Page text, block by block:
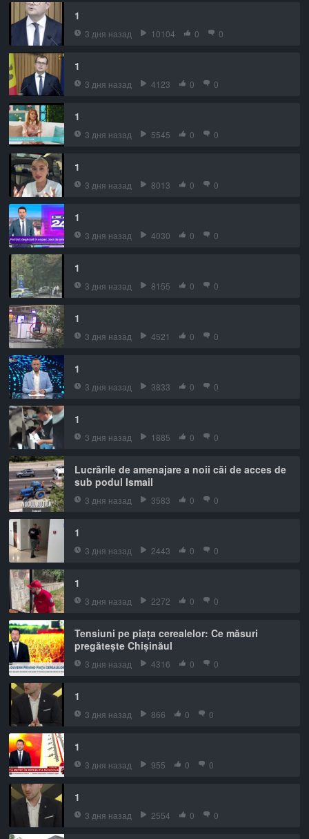
1
3 дня назад 10104 0 0
1
3 дня назад 4123 0 0
1
3 дня назад 5545 0 0
1
3 дня назад 8013 0 0
1
3 дня назад 4030 0 0
1
3 дня назад 8155 0 0
1
3 дня назад 4521 0 0
1
3 дня назад 3833 0 0
1
3 дня назад 1885 0 0
Lucrările de amenajare a noii căi de acces de
sub podul Ismail
3 дня назад 3583 0 0
1
3 дня назад 2443 0 0
1
3 дня назад 2272 0 0
Tensiuni pe piața cerealelor: Ce măsuri
pregătește Chișinăul
3 дня назад 4316 0 0
1
3 дня назад 866 0 0
1
3 дня назад 955 0 0
1
3 дня назад 2554 0 0